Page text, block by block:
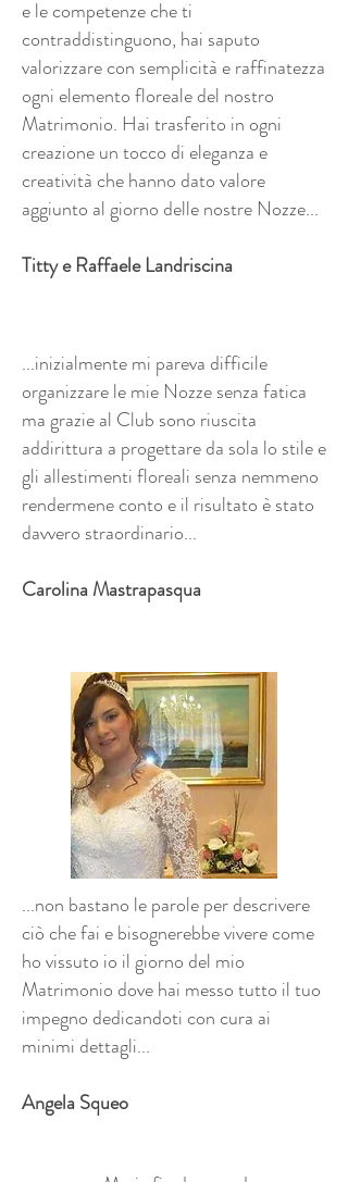
e le competenze che ti
contraddistinguono, hai saputo
valorizzare con semplicità e raffinatezza
ogni elemento floreale del nostro
Matrimonio. Hai trasferito in ogni
creazione un tocco di eleganza e
creatività che hanno dato valore
aggiunto al giorno delle nostre Nozze...
Titty e Raffaele Landriscina
...inizialmente mi pareva difficile
organizzare le mie Nozze senza fatica
ma grazie al Club sono riuscita
addirittura a progettare da sola lo stile e
gli allestimenti floreali senza nemmeno
rendermene conto e il risultato è stato
davvero straordinario...
Carolina Mastrapasqua
...non bastano le parole per descrivere
ciò che fai e bisognerebbe vivere come
ho vissuto io il giorno del mio
Matrimonio dove hai messo tutto il tuo
impegno dedicandoti con cura ai
minimi dettagli...
Angela Squeo